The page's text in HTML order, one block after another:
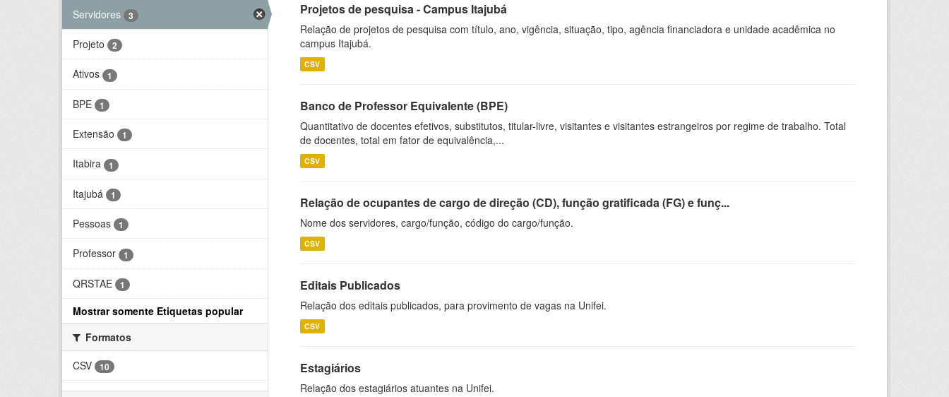
Servidores 3
Projeto 2
Ativos 1
BPE 1
Extensão 1
Itabira 1
Itajubá 1
Pessoas 1
Professor 1
QRSTAE 1
Mostrar somente Etiquetas popular
Formatos
CSV
10
Projetos de pesquisa - Campus Itajubá
Relação de projetos de pesquisa com título, ano, vigência, situação, tipo, agência financiadora e unidade acadêmica no
campus Itajubá.
CSV
Banco de Professor Equivalente (BPE)
Quantitativo de docentes efetivos, substitutos, titular-livre, visitantes e visitantes estrangeiros por regime de trabalho. Total
de docentes, total em fator de equivalência,...
CSV
Relação de ocupantes de cargo de direção (CD), função gratificada (FG) e funç...
Nome dos servidores, cargo/função, código do cargo/função.
CSV
Editais Publicados
Relação dos editais publicados, para provimento de vagas na Unifei.
CSV
Estagiários
Relação dos estagiários atuantes na Unifei.